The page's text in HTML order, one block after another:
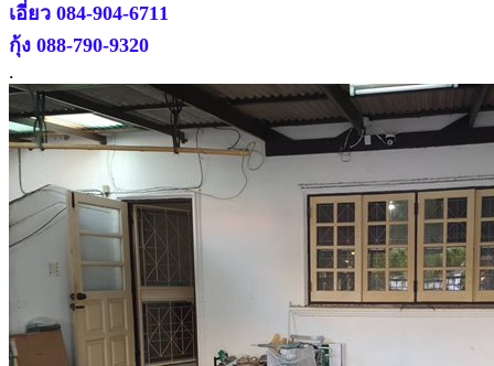
เอี่ยว 084-904-6711
กุ้ง 088-790-9320
.